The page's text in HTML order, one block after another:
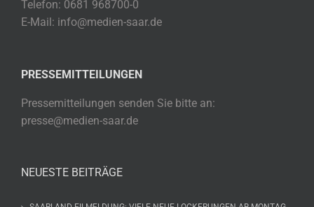
Telefon: 0681 968700-0
E-Mail: info@medien-saar.de
PRESSEMITTEILUNGEN
Pressemitteilungen senden Sie bitte an:
presse@medien-saar.de
NEUESTE BEITRÄGE